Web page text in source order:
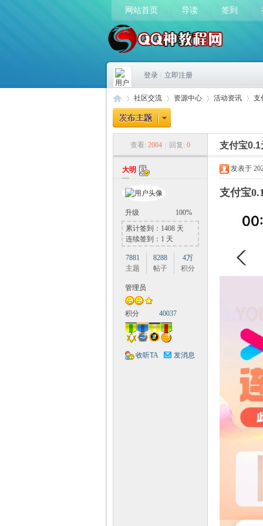
网站首页 导读 签到
登录 立即注册
社区交流 资源中心 活动资讯
›
支
查看: 2004 回复: 0 支付宝
大明
升级
100%
累计签到：1408 天
连续签到：1 天
7881
主题
8288
帖子
4万
积分
管理员
积分 40037
收听TA 发消息
发表于
支付宝